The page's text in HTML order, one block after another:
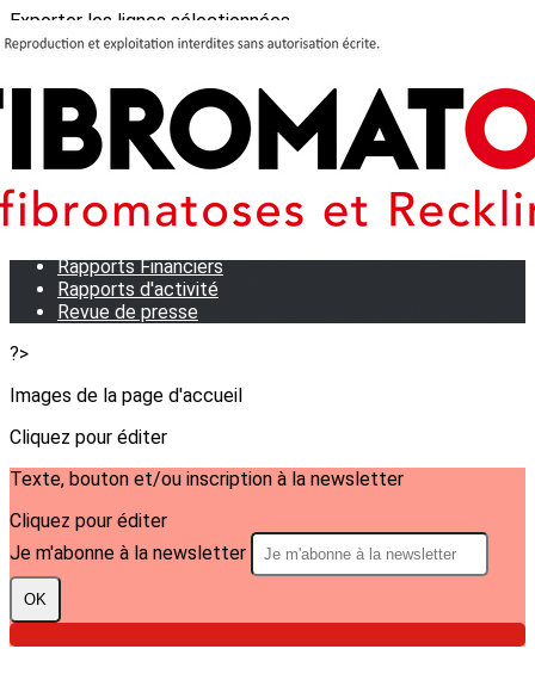
Exporter les lignes sélectionnées
Exporter toutes les colonnes
Qui sommes-nous?
Notre équipe
Rapports Financiers
Rapports d'activité
Revue de presse
?>
Images de la page d'accueil
Cliquez pour éditer
Texte, bouton et/ou inscription à la newsletter
Cliquez pour éditer
Je m'abonne à la newsletter
OK